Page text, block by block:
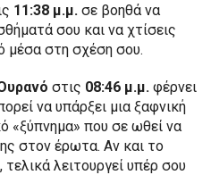
11:38 μ.μ. σε βοηθά να
σου και να χτίσεις
μέσα στη σχέση σου.
στις 08:46 μ.μ. φέρνει
να υπάρξει μια ξαφνική
«ξύπνημα» που σε ωθεί να
στον έρωτα. Αν και το
λειτουργεί υπέρ σου